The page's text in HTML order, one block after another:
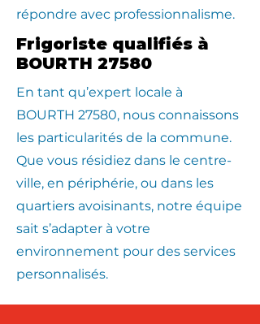
répondre avec professionnalisme.
Frigoriste qualifiés à
BOURTH 27580
En tant qu’expert locale à
BOURTH 27580, nous connaissons
les particularités de la commune.
Que vous résidiez dans le centre-
ville, en périphérie, ou dans les
quartiers avoisinants, notre équipe
sait s’adapter à votre
environnement pour des services
personnalisés.